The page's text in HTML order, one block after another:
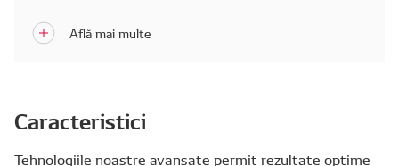
pierderile termice cu 50 la sută, toate într-un
Caracteristici
Tehnologiile noastre avansate permit rezultate optime